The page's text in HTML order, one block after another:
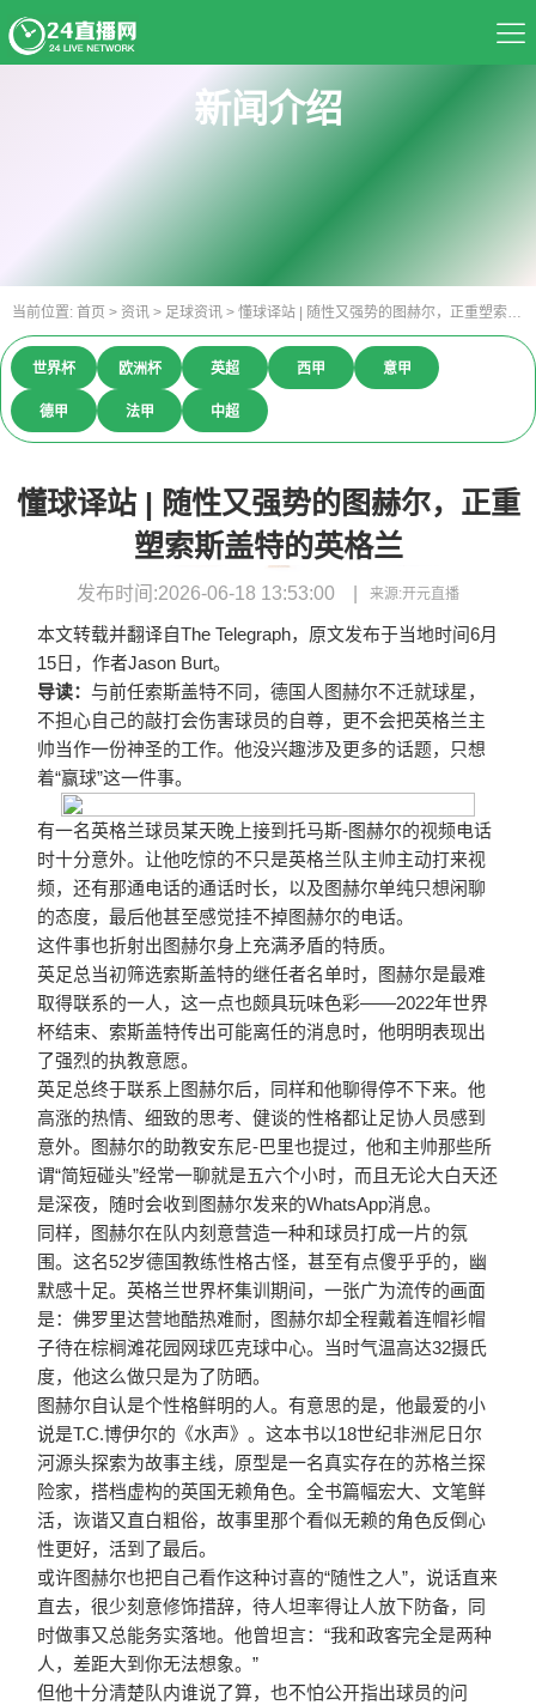
首页
资讯
热门球队
推荐录像
新闻介绍
当前位置: 首页 > 资讯 > 足球资讯 > 懂球译站 | 随性又强势的图赫尔，正重塑索斯盖特的英格兰
世界杯 欧洲杯 英超 西甲 意甲
德甲 法甲 中超
懂球译站 | 随性又强势的图赫尔，正重
塑索斯盖特的英格兰
发布时间:2026-06-18 13:53:00 来源:开元直播
本文转载并翻译自The Telegraph，原文发布于当地时间6月
15日，作者Jason Burt。
导读： 与前任索斯盖特不同，德国人图赫尔不迁就球星，
不担心自己的敲打会伤害球员的自尊，更不会把英格兰主
帅当作一份神圣的工作。他没兴趣涉及更多的话题，只想
着“赢球”这一件事。
有一名英格兰球员某天晚上接到托马斯-图赫尔的视频电话
时十分意外。让他吃惊的不只是英格兰队主帅主动打来视
频，还有那通电话的通话时长，以及图赫尔单纯只想闲聊
的态度， 最后他甚至感觉挂不掉图赫尔的电话。
这件事也折射出图赫尔身上充满矛盾的特质。
英足总当初筛选索斯盖特的继任者名单时，图赫尔是最难
取得联系的一人，这一点也颇具玩味色彩——2022年世界
杯结束、索斯盖特传出可能离任的消息时，他明明表现出
了强烈的执教意愿。
英足总终于联系上图赫尔后，同样和他聊得停不下来。他
高涨的热情、细致的思考、健谈的性格都让足协人员感到
意外。图赫尔的助教安东尼-巴里也提过，他和主帅那些所
谓“简短碰头”经常一聊就是五六个小时，而且无论大白天还
是深夜，随时会收到图赫尔发来的WhatsApp消息。
同样，图赫尔在队内刻意营造一种和球员打成一片的氛
围。这名52岁德国教练性格古怪，甚至有点傻乎乎的，幽
默感十足。英格兰世界杯集训期间，一张广为流传的画面
是：佛罗里达营地酷热难耐，图赫尔却全程戴着连帽衫帽
子待在棕榈滩花园网球匹克球中心。当时气温高达32摄氏
度，他这么做只是为了防晒。
图赫尔自认是个性格鲜明的人。有意思的是，他最爱的小
说是T.C.博伊尔的《水声》。这本书以18世纪非洲尼日尔
河源头探索为故事主线，原型是一名真实存在的苏格兰探
险家，搭档虚构的英国无赖角色。全书篇幅宏大、文笔鲜
活，诙谐又直白粗俗，故事里那个看似无赖的角色反倒心
性更好，活到了最后。
或许图赫尔也把自己看作这种讨喜的“随性之人”，说话直来
直去，很少刻意修饰措辞，待人坦率得让人放下防备，同
时做事又总能务实落地。他曾坦言：“我和政客完全是两种
人，差距大到你无法想象。”
但他十分清楚队内谁说了算，也不怕公开指出球员的问